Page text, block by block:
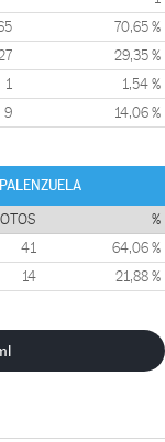
70,65 %
29,35 %
1 1,54 %
9 14,06 %
%
41 64,06 %
14 21,88 %